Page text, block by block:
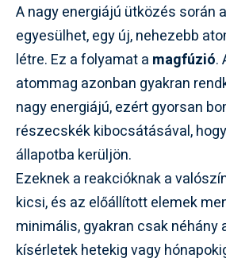
A nagy energiájú ütközés során
egyesülhet, egy új, nehezebb
létre. Ez a folyamat a magfúzió.
atommag azonban gyakran
nagy energiájú, ezért gyorsan
részecskék kibocsátásával,
állapotba kerüljön.
Ezeknek a reakcióknak a
kicsi, és az előállított elemek
minimális, gyakran csak néhány
kísérletek hetekig vagy